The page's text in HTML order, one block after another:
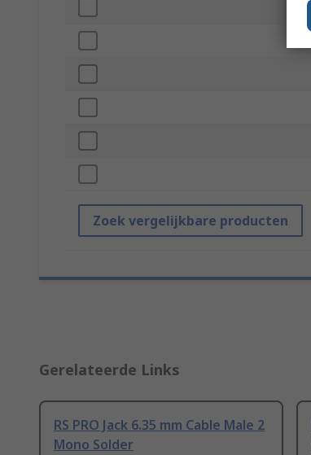
Zoek vergelijkbare producten
Gerelateerde Links
RS PRO Jack 6.35 mm Cable Male 2
Mono Solder